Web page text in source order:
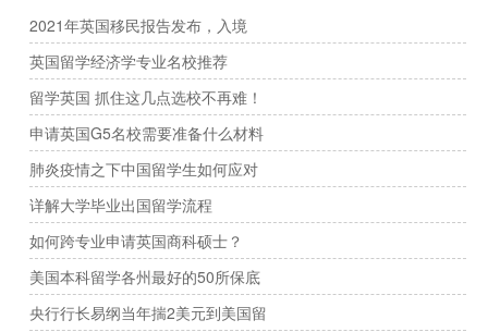
2021年英国移民报告发布，入境
英国留学经济学专业名校推荐
留学英国 抓住这几点选校不再难！
申请英国G5名校需要准备什么材料
肺炎疫情之下中国留学生如何应对
详解大学毕业出国留学流程
如何跨专业申请英国商科硕士？
美国本科留学各州最好的50所保底
央行行长易纲当年揣2美元到美国留